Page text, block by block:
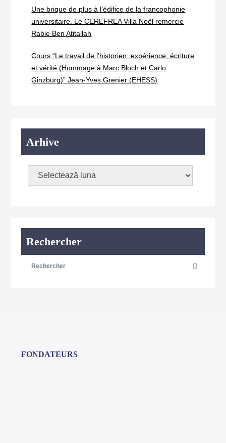
Une brique de plus à l’édifice de la francophonie
universitaire. Le CEREFREA Villa Noël remercie
Rabie Ben Atitallah
Cours “Le travail de l’historien: expérience, écriture
et vérité (Hommage à Marc Bloch et Carlo
Ginzburg)” Jean-Yves Grenier (EHESS)
Arhive
Rechercher
FONDATEURS